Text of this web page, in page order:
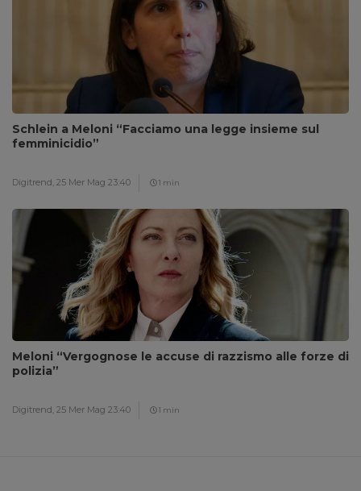
Schlein a Meloni “Facciamo una legge insieme sul
femminicidio”
Digitrend, 25 Mer Mag 23:40 1 min
Meloni “Vergognose le accuse di razzismo alle forze di
polizia”
Digitrend, 25 Mer Mag 23:40 1 min